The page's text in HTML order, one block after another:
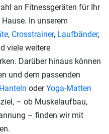
an Fitnessgeräten für Ihr
In unserem
, Crosstrainer, Laufbänder,
viele weitere
Darüber hinaus können
und dem passenden
Hanteln oderYoga-Matten
– ob Muskelaufbau,
– finden wir mit